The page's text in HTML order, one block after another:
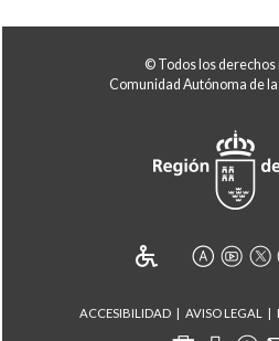
© Todos los
Comunidad Autónoma de
ACCESIBILIDAD AVISO LEGAL